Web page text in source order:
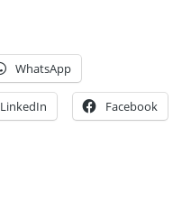
WhatsApp
LinkedIn Facebook